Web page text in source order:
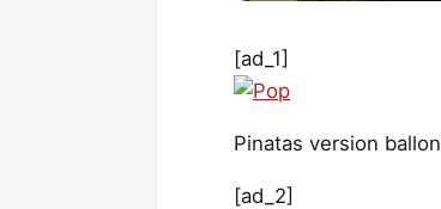
[ad_1]
Pinatas version ballon
[ad_2]